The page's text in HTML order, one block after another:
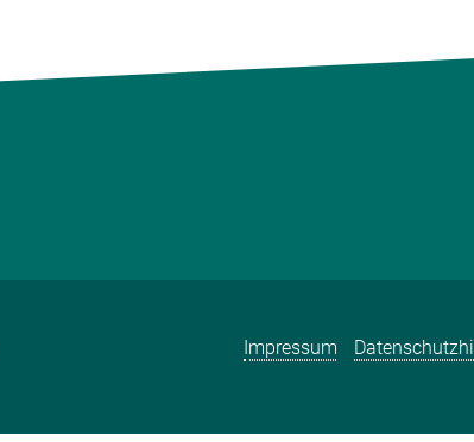
Impressum